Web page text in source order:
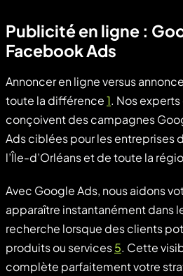
Publicité en ligne :
Facebook Ads
Annoncer en ligne versus
toute la différence1. Nos
conçoivent des campagnes
Ads ciblées pour les entreprises
l’Île-d’Orléans et de toute la
Avec Google Ads, nous aidons
apparaître instantanément dans
recherche lorsque des clients
produits ou services5. Cette
complète parfaitement votre